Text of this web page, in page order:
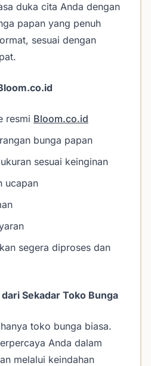
duka cita Anda dengan
papan yang penuh
sesuai dengan
resmi Bloom.co.id
bunga papan
sesuai keinginan
ucapan
segera diproses dan
Sekadar Toko Bunga
toko bunga biasa.
Anda dalam
melalui keindahan